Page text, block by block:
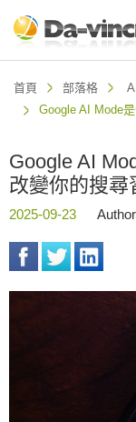
首頁 部落格
Google AI Mode
Google AI
改變你的搜尋
2025-09-23